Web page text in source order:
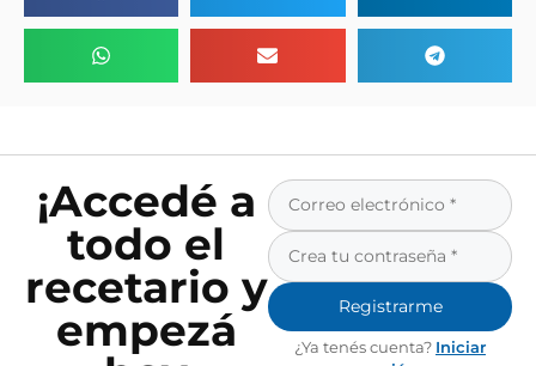
¡Accedé a
todo el
recetario y
empezá
Registrarme
¿Ya tenés cuenta? Iniciar